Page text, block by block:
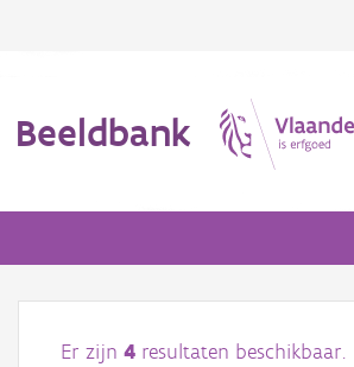
Beeldbank
Afbeeldingen
Er zijn 4 resultaten beschikbaar.